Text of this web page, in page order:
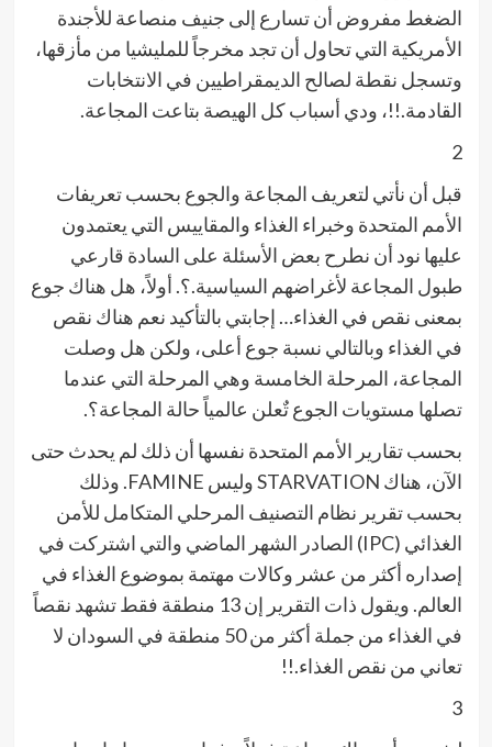
الضغط مفروض أن تسارع إلى جنيف منصاعة للأجندة
الأمريكية التي تحاول أن تجد مخرجاً للمليشيا من مأزقها،
وتسجل نقطة لصالح الديمقراطيين في الانتخابات
القادمة.!!، ودي أسباب كل الهيصة بتاعت المجاعة.
2
قبل أن نأتي لتعريف المجاعة والجوع بحسب تعريفات
الأمم المتحدة وخبراء الغذاء والمقاييس التي يعتمدون
عليها نود أن نطرح بعض الأسئلة على السادة قارعي
طبول المجاعة لأغراضهم السياسية.؟. أولاً، هل هناك جوع
بمعنى نقص في الغذاء… إجابتي بالتأكيد نعم هناك نقص
في الغذاء وبالتالي نسبة جوع أعلى، ولكن هل وصلت
المجاعة، المرحلة الخامسة وهي المرحلة التي عندما
تصلها مستويات الجوع تٌعلن عالمياً حالة المجاعة؟.
بحسب تقارير الأمم المتحدة نفسها أن ذلك لم يحدث حتى
الآن، هناك STARVATION وليس FAMINE. وذلك
بحسب تقرير نظام التصنيف المرحلي المتكامل للأمن
الغذائي (IPC) الصادر الشهر الماضي والتي اشتركت في
إصداره أكثر من عشر وكالات مهتمة بموضوع الغذاء في
العالم. ويقول ذات التقرير إن 13 منطقة فقط تشهد نقصاً
في الغذاء من جملة أكثر من 50 منطقة في السودان لا
تعاني من نقص الغذاء.!!
3